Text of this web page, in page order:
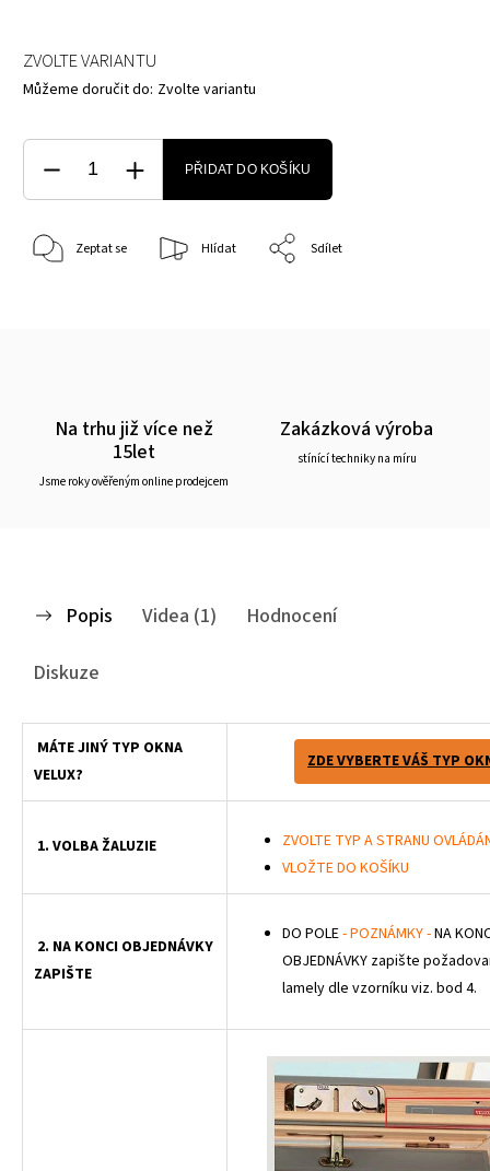
ZVOLTE VARIANTU
Můžeme doručit do: Zvolte variantu
PŘIDAT DO KOŠÍKU
Zeptat se Hlídat Sdílet
Na trhu již více než
15let
Jsme roky ověřeným online prodejcem
Zakázková výroba
stínící techniky na míru
Popis Videa (1)
Hodnocení
Diskuze
MÁTE JINÝ TYP OKNA
VELUX?
ZDE VYBERTE VÁŠ TYP
1. VOLBA ŽALUZIE
ZVOLTE TYP A STRANU
VLOŽTE DO KOŠÍKU
2. NA KONCI OBJEDNÁVKY
ZAPIŠTE
DO POLE- POZNÁMKY -NA
OBJEDNÁVKY zapište
lamely dle vzorníku viz. bod 4.